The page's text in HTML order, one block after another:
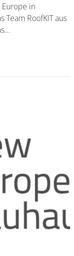
in
Team RoofKIT aus
Solar Decathlon